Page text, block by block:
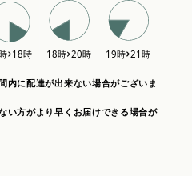
内に配達が出来ない場合がございま
い方がより早くお届けできる場合が